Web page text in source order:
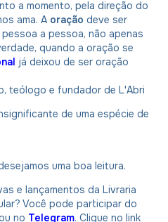
a momento, pela direção do
ama. A oração deve ser
a pessoa, não apenas
quando a oração se
já deixou de ser oração
teólogo e fundador de L'Abri
de uma espécie de
uma boa leitura.
e lançamentos da Livraria
Você pode participar do
no Telegram. Clique no link